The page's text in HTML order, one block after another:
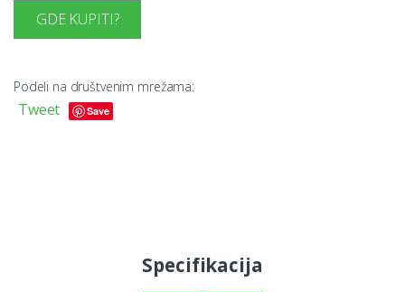
GDE KUPITI?
Podeli na društvenim mrežama:
Tweet Save
Specifikacija